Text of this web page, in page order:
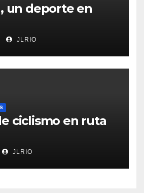
un deporte en
JLRIO
ciclismo en ruta
JLRIO